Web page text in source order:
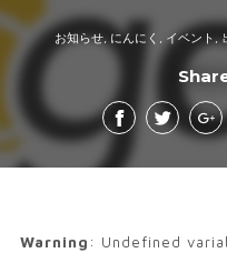
お知らせ, にんにく イベント
Warning : Undefined